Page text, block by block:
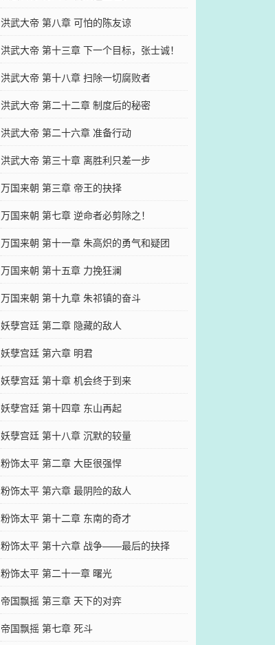
洪武大帝 第八章 可怕的陈友谅
洪武大帝 第十三章 下一个目标，张士诚！
洪武大帝 第十八章 扫除一切腐败者
洪武大帝 第二十二章 制度后的秘密
洪武大帝 第二十六章 准备行动
洪武大帝 第三十章 离胜利只差一步
万国来朝 第三章 帝王的抉择
万国来朝 第七章 逆命者必剪除之！
万国来朝 第十一章 朱高炽的勇气和疑团
万国来朝 第十五章 力挽狂澜
万国来朝 第十九章 朱祁镇的奋斗
妖孽宫廷 第二章 隐藏的敌人
妖孽宫廷 第六章 明君
妖孽宫廷 第十章 机会终于到来
妖孽宫廷 第十四章 东山再起
妖孽宫廷 第十八章 沉默的较量
粉饰太平 第二章 大臣很强悍
粉饰太平 第六章 最阴险的敌人
粉饰太平 第十二章 东南的奇才
粉饰太平 第十六章 战争——最后的抉择
粉饰太平 第二十一章 曙光
帝国飘摇 第三章 天下的对弈
帝国飘摇 第七章 死斗